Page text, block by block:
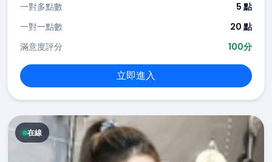
一對多點數
5 點
一對一點數
20 點
滿意度評分
100分
立即進入
在線